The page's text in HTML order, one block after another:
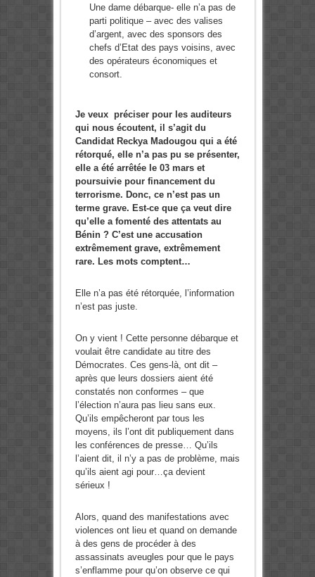
Une dame débarque- elle n’a pas de
parti politique – avec des valises
d’argent, avec des sponsors des
chefs d’Etat des pays voisins, avec
des opérateurs économiques et
consort.
Je veux préciser pour les auditeurs
qui nous écoutent, il s’agit du
Candidat Reckya Madougou qui a été
rétorqué, elle n’a pas pu se présenter,
elle a été arrêtée le 03 mars et
poursuivie pour financement du
terrorisme. Donc, ce n’est pas un
terme grave. Est-ce que ça veut dire
qu’elle a fomenté des attentats au
Bénin ? C’est une accusation
extrêmement grave, extrêmement
rare. Les mots comptent…
Elle n’a pas été rétorquée, l’information
n’est pas juste.
On y vient ! Cette personne débarque et
voulait être candidate au titre des
Démocrates. Ces gens-là, ont dit –
après que leurs dossiers aient été
constatés non conformes – que
l’élection n’aura pas lieu sans eux.
Qu’ils empêcheront par tous les
moyens, ils l’ont dit publiquement dans
les conférences de presse… Qu’ils
l’aient dit, il n’y a pas de problème, mais
qu’ils aient agi pour…ça devient
sérieux !
Alors, quand des manifestations avec
violences ont lieu et quand on demande
à des gens de procéder à des
assassinats aveugles pour que le pays
s’enflamme pour qu’on observe ce qui